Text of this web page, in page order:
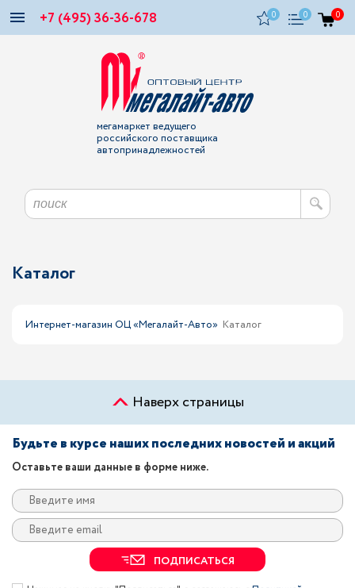
+7 (495) 36-36-678 0 0 0
мегамаркет ведущего
российского поставщика
автопринадлежностей
Каталог
Интернет-магазин ОЦ «Мегалайт-Авто» Каталог
Наверх страницы
Будьте в курсе наших последних новостей и акций
Оставьте ваши данные в форме ниже.
ПОДПИСАТЬСЯ